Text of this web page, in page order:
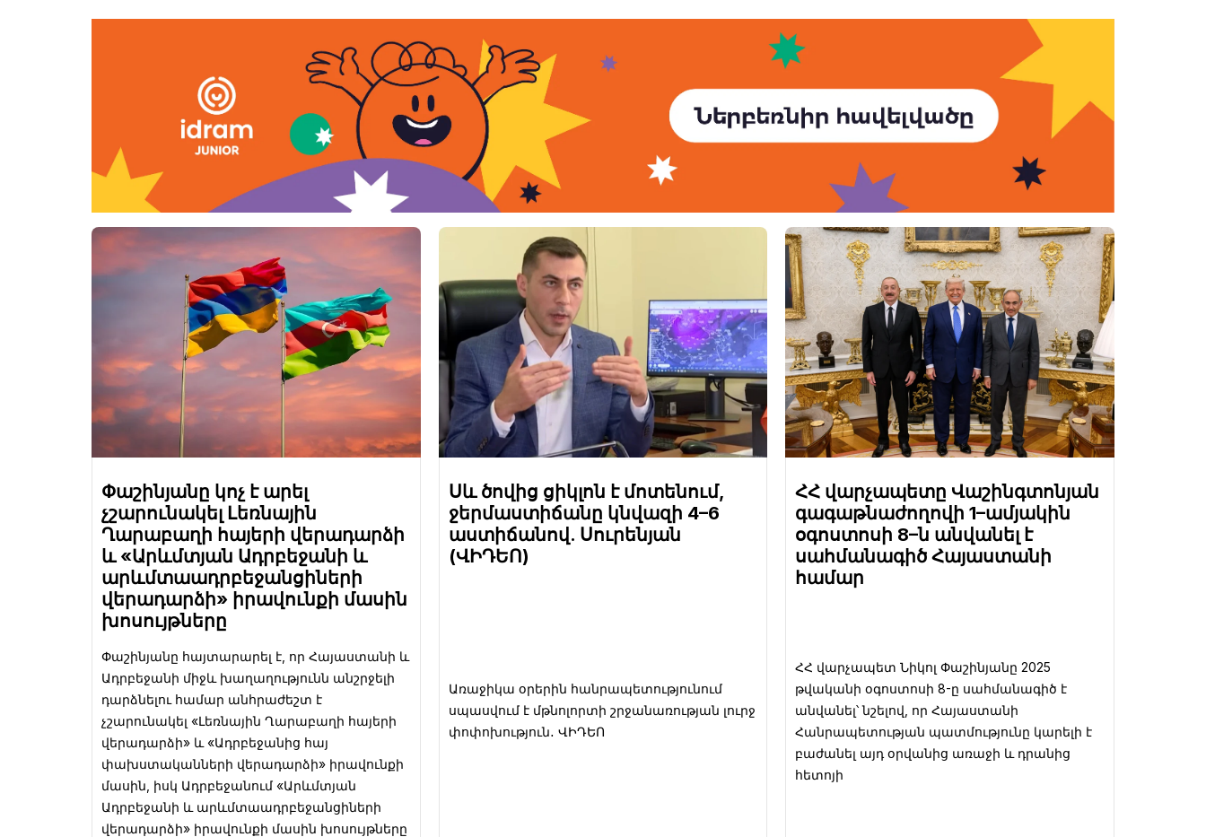
Փաշինյանը կոչ է արել
չշարունակել Լեռնային
Ղարաբաղի հայերի վերադարձի
և «Արևմտյան Ադրբեջանի և
արևմտաադրբեջանցիների
վերադարձի» իրավունքի մասին
խոսույթները
Փաշինյանը հայտարարել է, որ Հայաստանի և
Ադրբեջանի միջև խաղաղությունն անշրջելի
դարձնելու համար անհրաժեշտ է
չշարունակել «Լեռնային Ղարաբաղի հայերի
վերադարձի» և «Ադրբեջանից հայ
փախստականների վերադարձի» իրավունքի
մասին, իսկ Ադրբեջանում «Արևմտյան
Ադրբեջանի և արևմտաադրբեջանցիների
վերադարձի» իրավունքի մասին խոսույթները
Սև ծովից ցիկլոն է մոտենում,
ջերմաստիճանը կնվազի 4–6
աստիճանով. Սուրենյան
(ՎԻԴԵՈ)
Առաջիկա օրերին հանրապետությունում
սպասվում է մթնոլորտի շրջանառության լուրջ
փոփոխություն․ ՎԻԴԵՈ
ՀՀ վարչապետը Վաշինգտոնյան
գագաթնաժողովի 1–ամյակին
օգոստոսի 8–ն անվանել է
սահմանագիծ Հայաստանի
համար
ՀՀ վարչապետ Նիկոլ Փաշինյանը 2025
թվականի օգոստոսի 8-ը սահմանագիծ է
անվանել՝ նշելով, որ Հայաստանի
Հանրապետության պատմությունը կարելի է
բաժանել այդ օրվանից առաջի և դրանից
հետոյի